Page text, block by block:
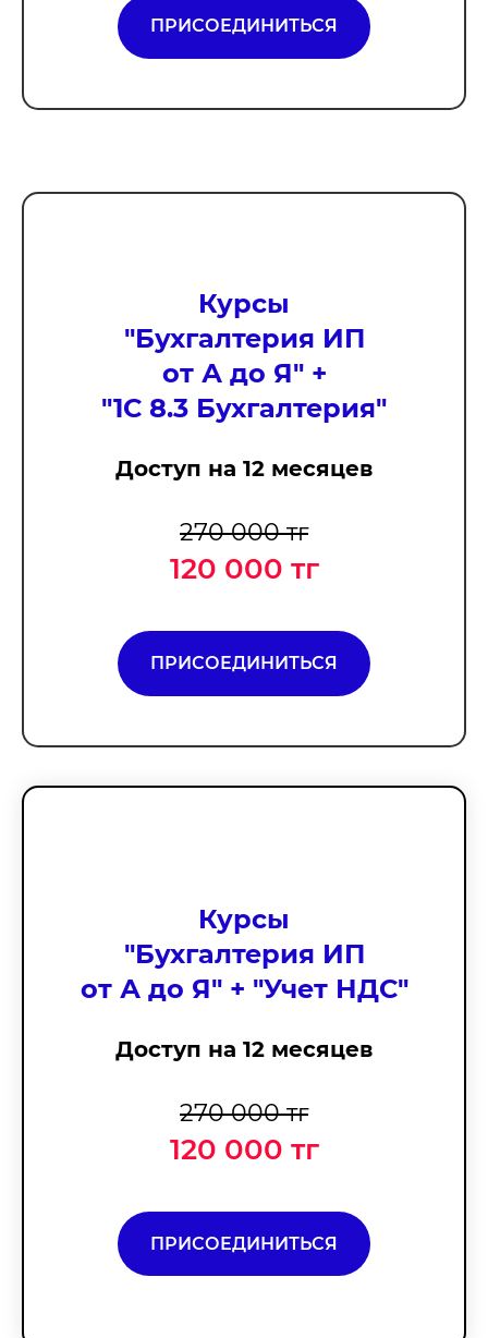
ПРИСОЕДИНИТЬСЯ
Курсы
"Бухгалтерия ИП
от А до Я" +
"1С 8.3 Бухгалтерия"
Доступ на 12 месяцев
270 000 тг
120 000 тг
ПРИСОЕДИНИТЬСЯ
Курсы
"Бухгалтерия ИП
от А до Я" + "Учет НДС"
Доступ на 12 месяцев
270 000 тг
120 000 тг
ПРИСОЕДИНИТЬСЯ